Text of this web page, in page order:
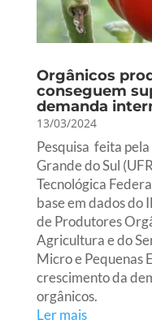
Orgânicos
conseguem
demanda
13/03/2024
Pesquisa feita
Grande do Sul
Tecnológica
base em dados do
de Produtores
Agricultura e do
Micro e Pequenas
crescimento da
orgânicos.
Ler mais